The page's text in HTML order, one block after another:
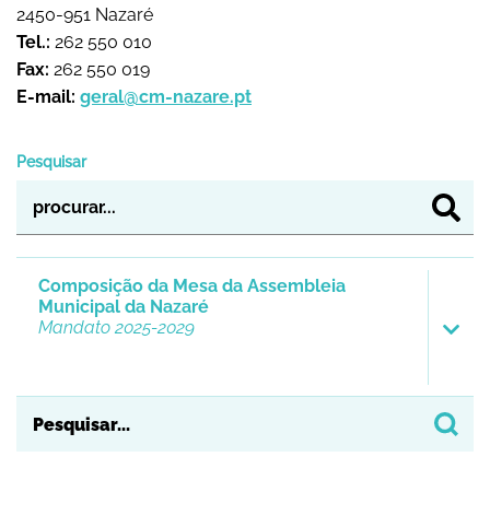
2450-951 Nazaré
Tel.: 262 550 010
Fax: 262 550 019
E-mail: geral@cm-nazare.pt
Pesquisar
Composição da Mesa da Assembleia
Municipal da Nazaré
Mandato 2025-2029